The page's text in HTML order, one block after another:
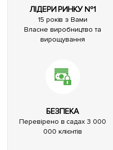
ЛІДЕРИ РИНКУ №1
15 років з Вами
Власне виробництво та
вирощування
БЕЗПЕКА
Перевірено в садах 3 000
000 клієнтів